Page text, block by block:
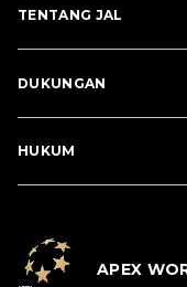
TENTANG JAL
DUKUNGAN
HUKUM
APEX